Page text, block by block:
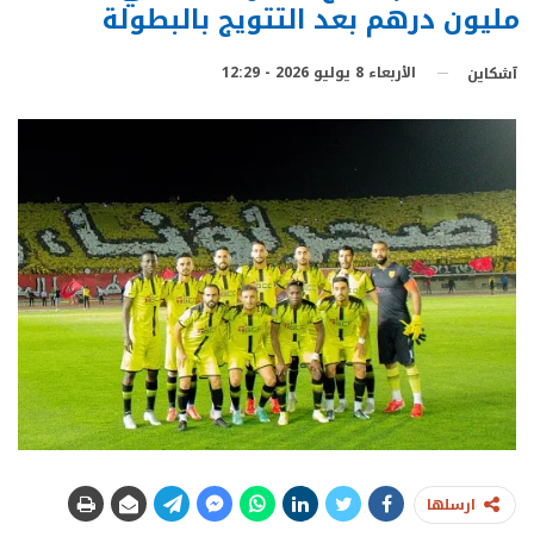
مليون درهم بعد التتويج بالبطولة
آشكاين الأربعاء 8 يوليو 2026 - 12:29
ارسلها